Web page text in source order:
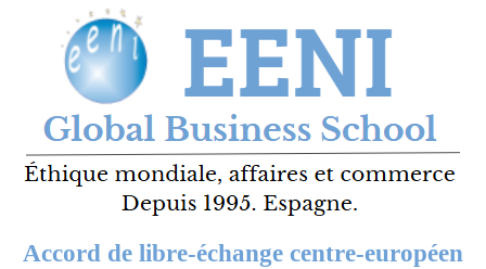
Accord de libre-échange centre-européen